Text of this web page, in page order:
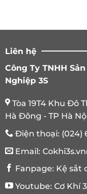
Liên hệ
Công Ty TNHH
Nghiệp 3S
Tòa 19T4 Khu Đô
Hà Đông - TP Hà
Điện thoại: (024)
Email:
Fanpage: Kệ sắt
Youtube: Cơ Khí